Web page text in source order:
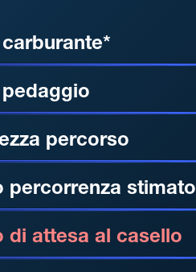
percorso
percorrenza stimato
di attesa al casello